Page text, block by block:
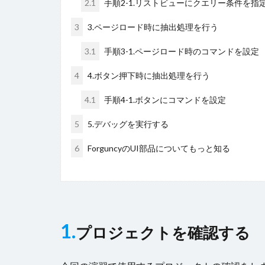
2.1 手順2-1.リストビューにクエリー条件を指
3 3.ページロード時に抽出処理を行う
3.1 手順3-1.ページロード時のコマンドを設定
4 4.ボタン押下時に抽出処理を行う
4.1 手順4-1.ボタンにコマンドを設定
5 5.デバッグを実行する
6 ForguncyのUI部品についてもっと知る
1.プロジェクトを確認する